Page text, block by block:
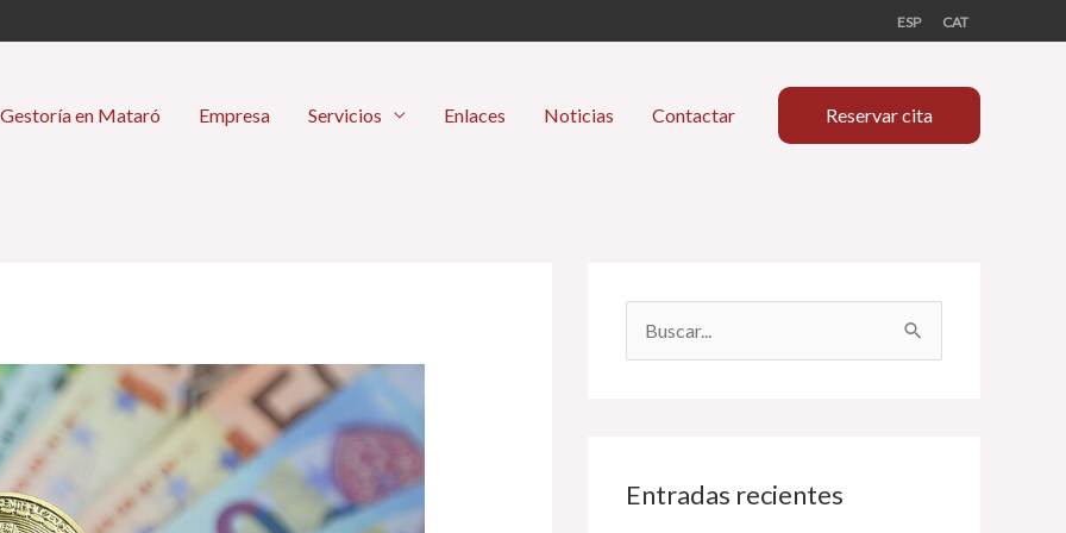
ESP CAT
Gestoría en Mataró Empresa Servicios Enlaces Noticias Contactar Reservar cita
a
Entradas recientes